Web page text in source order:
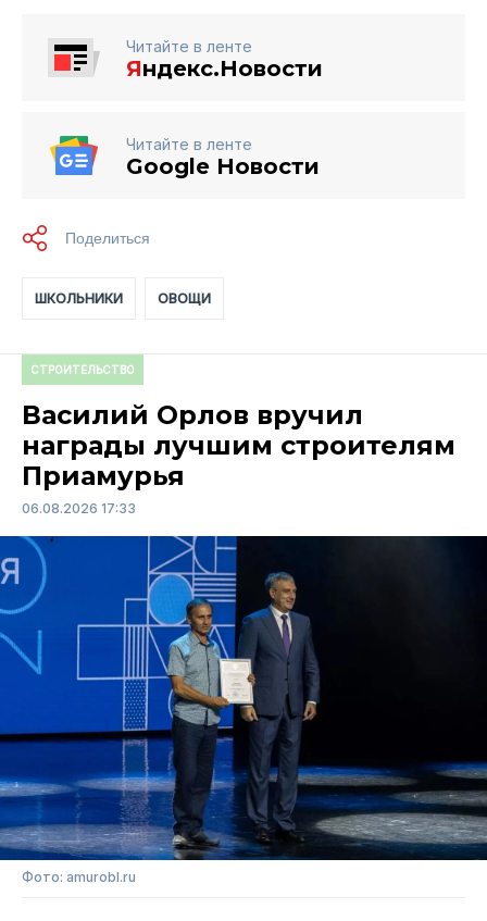
Читайте в ленте
Яндекс.Новости
Читайте в ленте
Google Новости
ШКОЛЬНИКИ ОВОЩИ
СТРОИТЕЛЬСТВО
Василий Орлов вручил
награды лучшим строителям
Приамурья
06.08.2026 17:33
Фото: amurobl.ru